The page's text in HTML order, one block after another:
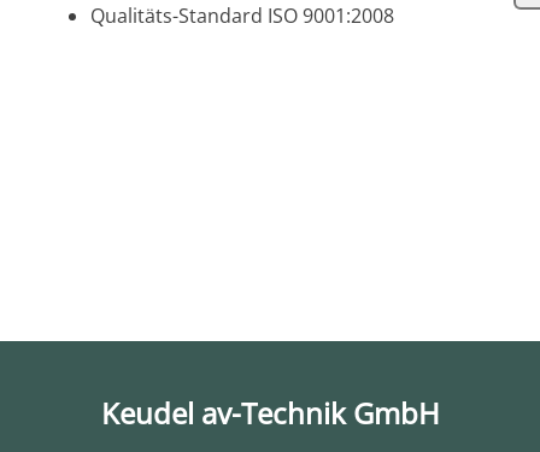
Qualitäts-Standard ISO 9001:2008
Keudel av-Technik GmbH